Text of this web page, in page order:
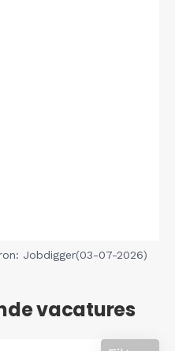
Jobdigger(03-07-2026)
vacatures